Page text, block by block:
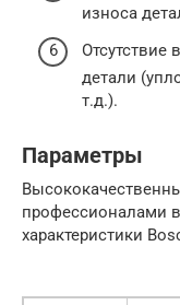
износа
Отсутствие
детали
т.д.).
Параметры
профессионалами
характеристики